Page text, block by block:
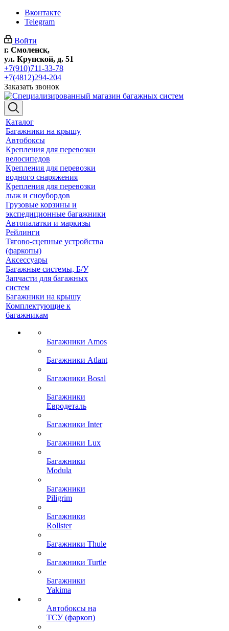
Вконтакте
Telegram
Войти
г. Смоленск,
ул. Крупской, д. 51
+7(910)711-33-78
+7(4812)294-204
Заказать звонок
Каталог
Багажники на крышу
Автобоксы
Крепления для перевозки
велосипедов
Крепления для перевозки
водного снаряжения
Крепления для перевозки
лыж и сноубордов
Грузовые корзины и
экспедиционные багажники
Автопалатки и маркизы
Рейлинги
Тягово-сцепные устройства
(фаркопы)
Аксессуары
Багажные системы, Б/У
Запчасти для багажных
систем
Багажники на крышу
Комплектующие к
багажникам
Багажники Amos
Багажники Atlant
Багажники Bosal
Багажники
Евродеталь
Багажники Inter
Багажники Lux
Багажники
Modula
Багажники
Piligrim
Багажники
Rollster
Багажники Thule
Багажники Turtle
Багажники
Yakima
Автобоксы на
ТСУ (фаркоп)